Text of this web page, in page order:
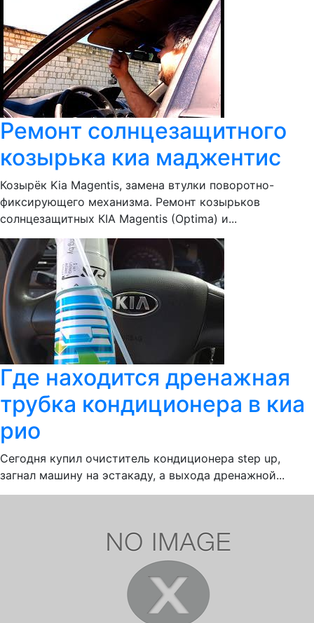
Ремонт солнцезащитного
козырька киа маджентис
Козырёк Kia Magentis, замена втулки поворотно-
фиксирующего механизма. Ремонт козырьков
солнцезащитных КIA Magentis (Optima) и...
Где находится дренажная
трубка кондиционера в киа
рио
Сегодня купил очиститель кондиционера step up,
загнал машину на эстакаду, а выхода дренажной...